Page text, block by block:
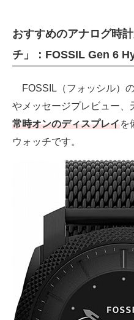
おすすめのアナログ時
チ」：FOSSIL Gen 6
FOSSIL（フォッシル）
やメッセージプレビュー、
常時オンのディスプレイを
ウォッチです。